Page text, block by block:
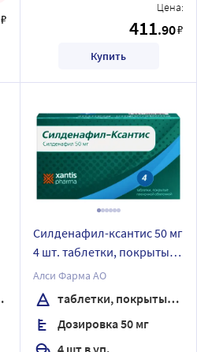
₽
Цена:
411.90₽
Купить
Силденафил-ксантис 50 мг
4 шт. таблетки, покрытые
пленочной оболочкой
Алси Фарма АО
таблетки, покрытые пленочной оболочкой
Дозировка 50 мг
4 шт в уп.